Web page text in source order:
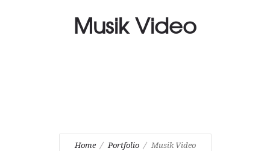
Musik Video
Home Portfolio Musik Video